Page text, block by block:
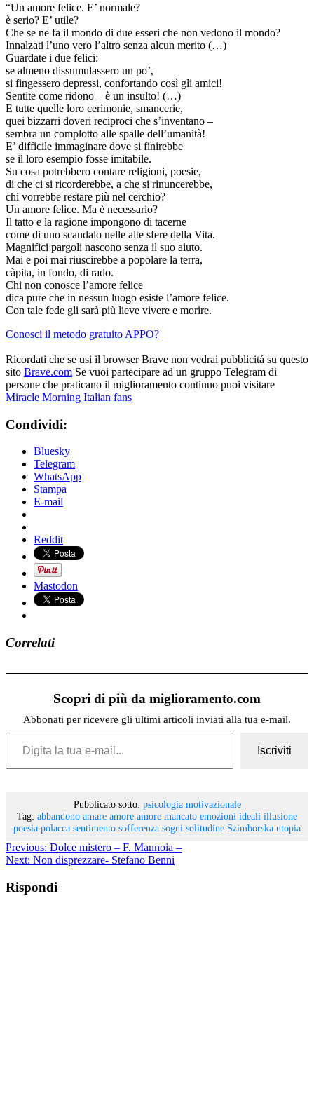
“Un amore felice. E’ normale?
è serio? E’ utile?
Che se ne fa il mondo di due esseri che non vedono il mondo?
Innalzati l’uno vero l’altro senza alcun merito (…)
Guardate i due felici:
se almeno dissumulassero un po’,
si fingessero depressi, confortando così gli amici!
Sentite come ridono – è un insulto! (…)
E tutte quelle loro cerimonie, smancerie,
quei bizzarri doveri reciproci che s’inventano –
sembra un complotto alle spalle dell’umanità!
E’ difficile immaginare dove si finirebbe
se il loro esempio fosse imitabile.
Su cosa potrebbero contare religioni, poesie,
di che ci si ricorderebbe, a che si rinuncerebbe,
chi vorrebbe restare più nel cerchio?
Un amore felice. Ma è necessario?
Il tatto e la ragione impongono di tacerne
come di uno scandalo nelle alte sfere della Vita.
Magnifici pargoli nascono senza il suo aiuto.
Mai e poi mai riuscirebbe a popolare la terra,
càpita, in fondo, di rado.
Chi non conosce l’amore felice
dica pure che in nessun luogo esiste l’amore felice.
Con tale fede gli sarà più lieve vivere e morire.
Conosci il metodo gratuito APPO?
Ricordati che se usi il browser Brave non vedrai pubblicitá su questo
sito Brave.com Se vuoi partecipare ad un gruppo Telegram di
persone che praticano il miglioramento continuo puoi visitare
Miracle Morning Italian fans
Condividi:
Bluesky
Telegram
WhatsApp
Stampa
E-mail
Reddit
Mastodon
Correlati
Scopri di più da miglioramento.com
Abbonati per ricevere gli ultimi articoli inviati alla tua e-mail.
Digita la tua e-mail...
Iscriviti
Pubblicato sotto: psicologia motivazionale
Tag: abbandono amare amore amore mancato emozioni ideali illusione
poesia polacca sentimento sofferenza sogni solitudine Szimborska utopia
Previous: Dolce mistero – F. Mannoia –
Next: Non disprezzare- Stefano Benni
Rispondi